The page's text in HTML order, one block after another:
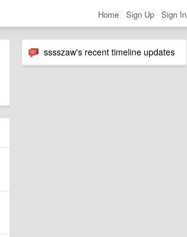
Home Sign Up Sign In
sssszaw's recent timeline updates